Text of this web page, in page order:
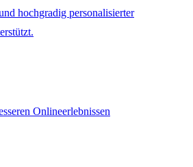
hochgradig personalisierter
Onlineerlebnissen